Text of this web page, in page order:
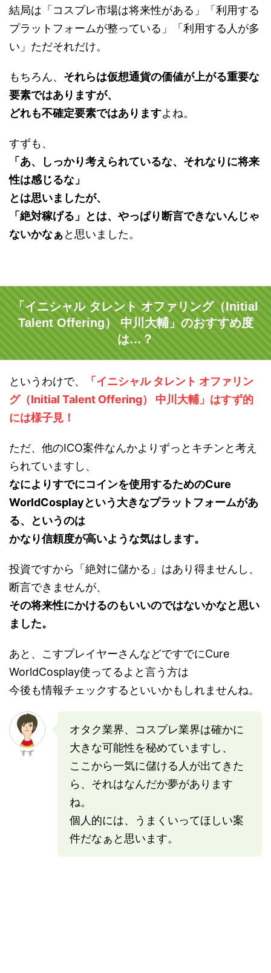
結局は「コスプレ市場は将来性がある」「利用する
プラットフォームが整っている」「利用する人が多
い」ただそれだけ。
もちろん、 それらは仮想通貨の価値が上がる重要な
要素ではありますが、
どれも不確定要素ではありますよね。
すずも、
「あ、しっかり考えられているな、それなりに将来
性は感じるな」
とは思いましたが、
「絶対稼げる」とは、やっぱり断言できないんじゃ
ないかなぁと思いました。
「イニシャル タレント オファリング（Initial
Talent Offering） 中川大輔」のおすすめ度
は…？
というわけで、
「イニシャル タレント オファリン
グ（Initial Talent Offering） 中川大輔」はすず的
には様子見！
ただ、他のICO案件なんかよりずっとキチンと考え
られていますし、
なによりすでにコインを使用するためのCure
WorldCosplayという大きなプラットフォームがあ
る、というのは
かなり信頼度が高いような気はします。
投資ですから「絶対に儲かる」はあり得ませんし、
断言できませんが、
その将来性にかけるのもいいのではないかなと思い
ました。
あと、こすプレイヤーさんなどですでにCure
WorldCosplay使ってるよと言う方は
今後も情報チェックするといいかもしれませんね。
すず
オタク業界、コスプレ業界は確かに
大きな可能性を秘めていますし、
ここから一気に儲ける人が出てきた
ら、それはなんだか夢があります
ね。
個人的には、うまくいってほしい案
件だなぁと思います。